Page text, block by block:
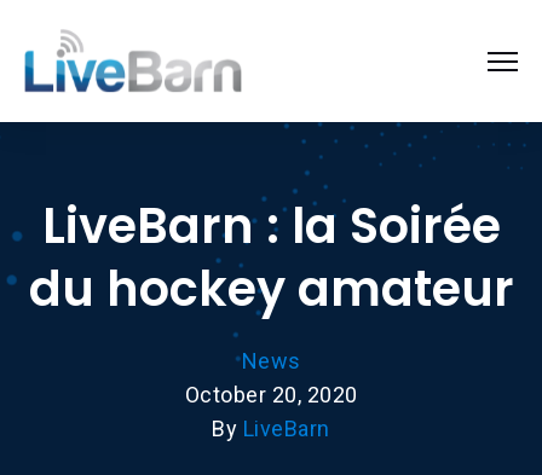
LiveBarn : la Soirée
du hockey amateur
News
October 20, 2020
By LiveBarn